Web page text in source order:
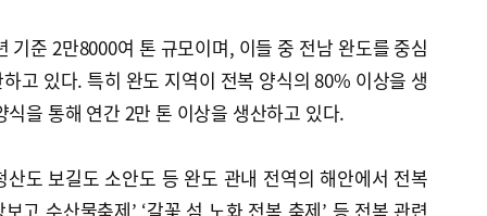
기준 2만8000여 톤 규모이며, 이들 중 전남 완도를 중심
고 있다. 특히 완도 지역이 전복 양식의 80% 이상을 생
을 통해 연간 2만 톤 이상을 생산하고 있다.
도 보길도 소안도 등 완도 관내 전역의 해안에서 전복
고 수산물축제’ ‘갈꽃 섬 노화 전복 축제’ 등 전복 관련